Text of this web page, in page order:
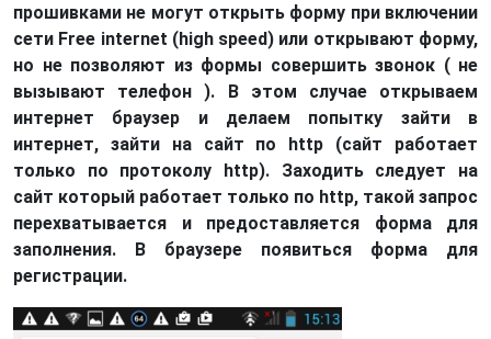
прошивками не могут открыть форму при включении
сети Free internet (high speed) или открывают форму,
но не позволяют из формы совершить звонок ( не
вызывают телефон ). В этом случае открываем
интернет браузер и делаем попытку зайти в
интернет, зайти на сайт по http (сайт работает
только по протоколу http). Заходить следует на
сайт который работает только по http, такой запрос
перехватывается и предоставляется форма для
заполнения. В браузере появиться форма для
регистрации.